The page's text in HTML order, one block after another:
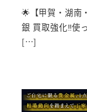
🌟【甲賀・湖南
銀 買取強化‼使
[…]